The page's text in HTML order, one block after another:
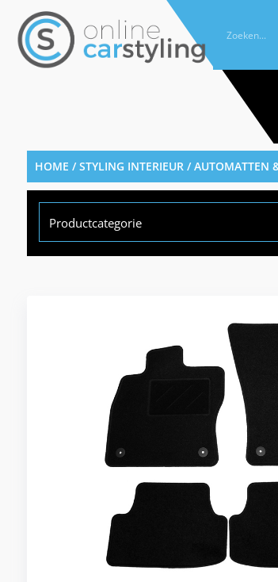
HOME /STYLING INTERIEUR/AUTOMATTEN
Productcategorie